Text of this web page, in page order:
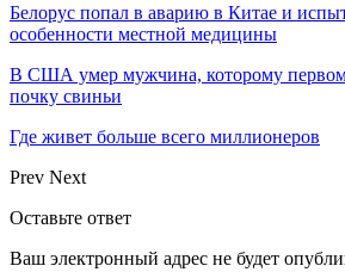
Белорус попал в аварию в Китае и
особенности местной медицины
В США умер мужчина, которому
почку свиньи
Где живет больше всего миллионеров
Prev Next
Оставьте ответ
Ваш электронный адрес не будет